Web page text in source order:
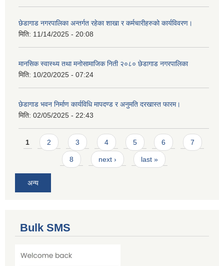
छेडागाड नगरपालिका अन्तर्गत रहेका शाखा र कर्मचारीहरुको कार्यविवरण।
मिति: 11/14/2025 - 20:08
मानसिक स्वास्थ्य तथा मनोसामाजिक निती २०८० छेडागाड नगरपालिका
मिति: 10/20/2025 - 07:24
छेडागाड भवन निर्माण कार्यविधि मापदण्ड र अनुमति दरखास्त फारम।
मिति: 02/05/2025 - 22:43
Pages
1 2 3 4 5 6 7
8 next › last »
अन्य
Bulk SMS